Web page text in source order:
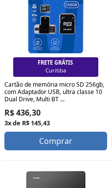
FRETE GRÁTIS
Curitiba
Cartão de memória micro SD 256gb,
com Adaptador USB, ultra classe 10
Dual Drive, Multi BT ...
R$ 436,30
3x de R$ 145,43
Comprar